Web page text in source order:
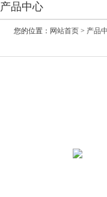
产品中心
您的位置： 网站首页 > 产品